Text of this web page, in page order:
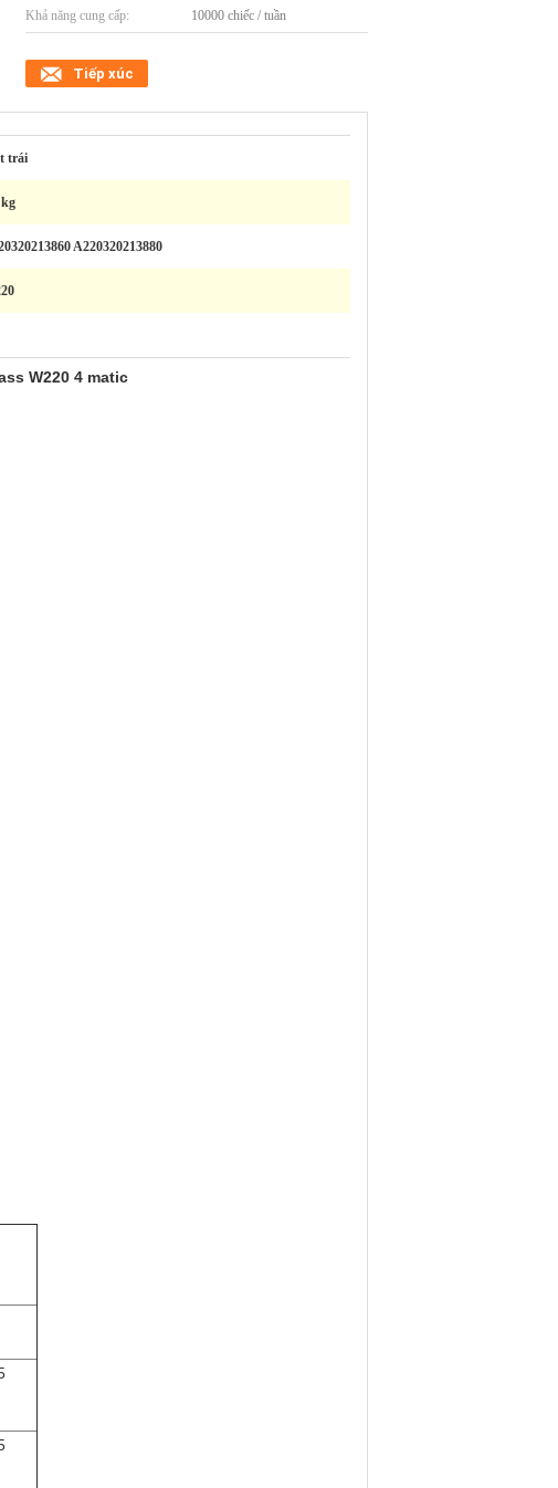
Khả năng cung cấp: 10000 chiếc / tuần
Tiếp xúc
trái
A220320213880
W220 4 matic